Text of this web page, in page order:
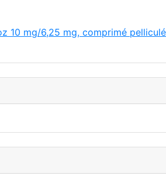
mg/6,25 mg, comprimé